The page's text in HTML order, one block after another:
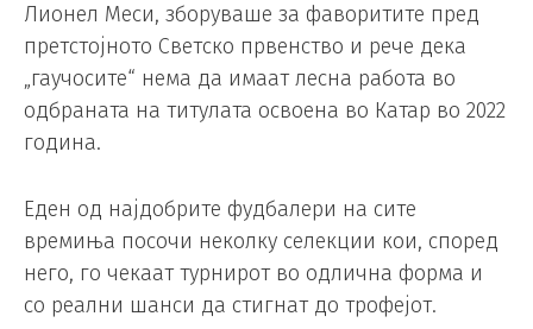
Лионел Меси, зборуваше за фаворитите пред
претстојното Светско првенство и рече дека
„гаучосите“ нема да имаат лесна работа во
одбраната на титулата освоена во Катар во 2022
година.
Еден од најдобрите фудбалери на сите
времиња посочи неколку селекции кои, според
него, го чекаат турнирот во одлична форма и
со реални шанси да стигнат до трофејот.